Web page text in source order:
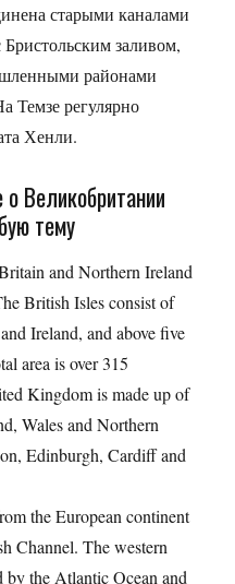
старыми каналами
заливом,
районами
Темзе регулярно
Хенли.
Великобритании
тему
and Northern Ireland
British Isles consist of
Ireland, and above five
area is over 315
Kingdom is made up of
Wales and Northern
Edinburgh, Cardiff and
the European continent
Channel. The western
by the Atlantic Ocean and